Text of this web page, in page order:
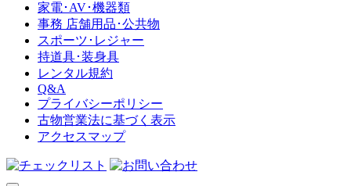
家電･AV･機器類
事務 店舗用品･公共物
スポーツ･レジャー
持道具･装身具
レンタル規約
Q&A
プライバシーポリシー
古物営業法に基づく表示
アクセスマップ